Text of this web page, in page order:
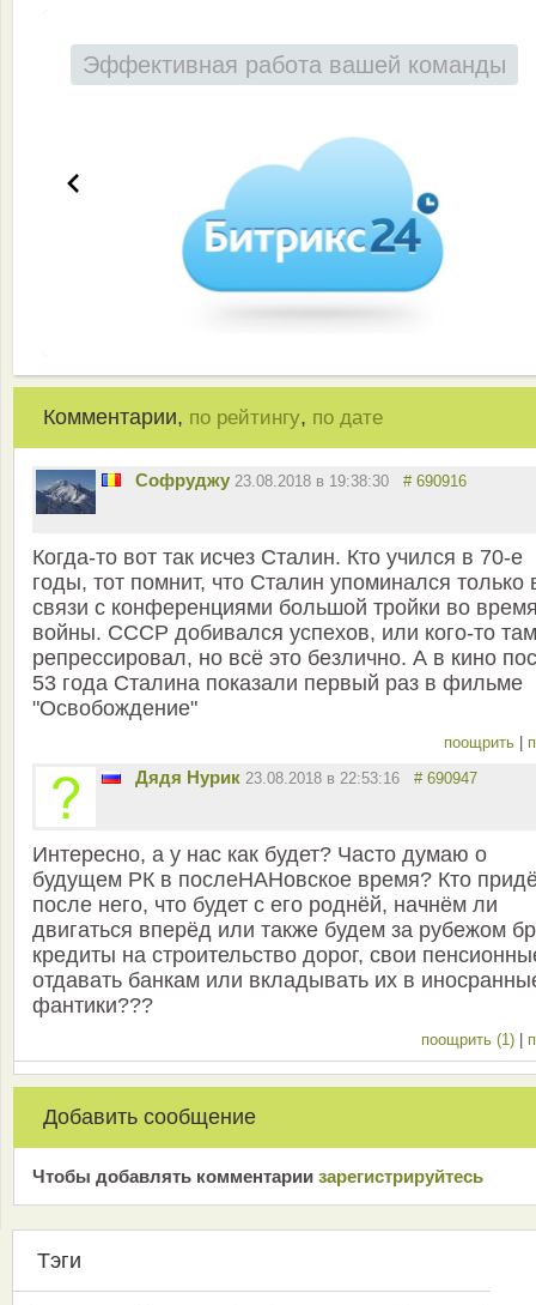
Эффективная работа вашей команды
Комментарии, по рейтингу, по дате
Софруджу 23.08.2018 в 19:38:30 # 690916
Когда-то вот так исчез Сталин. Кто учился в 70-е
годы, тот помнит, что Сталин упоминался только
связи с конференциями большой тройки во
войны. СССР добивался успехов, или кого-то там
репрессировал, но всё это безлично. А в кино
53 года Сталина показали первый раз в фильме
"Освобождение"
поощрить
Дядя Нурик 23.08.2018 в 22:53:16 # 690947
Интересно, а у нас как будет? Часто думаю о
будущем РК в послеНАНовское время? Кто
после него, что будет с его роднёй, начнём ли
двигаться вперёд или также будем за рубежом
кредиты на строительство дорог, свои
отдавать банкам или вкладывать их в
фантики???
поощрить (1)
Добавить сообщение
Чтобы добавлять комментарии зарeгиcтрирyйтeсь
Тэги